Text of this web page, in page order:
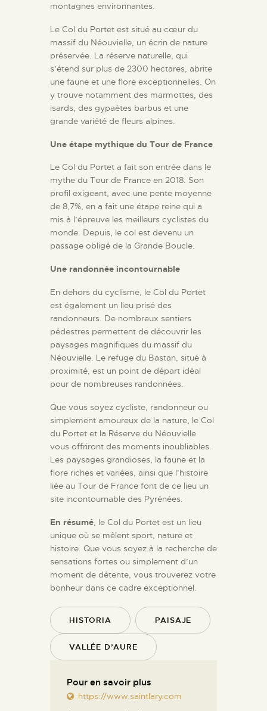
montagnes environnantes.
Le Col du Portet est situé au cœur du
massif du Néouvielle, un écrin de nature
préservée. La réserve naturelle, qui
s’étend sur plus de 2300 hectares, abrite
une faune et une flore exceptionnelles. On
y trouve notamment des marmottes, des
isards, des gypaètes barbus et une
grande variété de fleurs alpines.
Une étape mythique du Tour de France
Le Col du Portet a fait son entrée dans le
mythe du Tour de France en 2018. Son
profil exigeant, avec une pente moyenne
de 8,7%, en a fait une étape reine qui a
mis à l’épreuve les meilleurs cyclistes du
monde. Depuis, le col est devenu un
passage obligé de la Grande Boucle.
Une randonnée incontournable
En dehors du cyclisme, le Col du Portet
est également un lieu prisé des
randonneurs. De nombreux sentiers
pédestres permettent de découvrir les
paysages magnifiques du massif du
Néouvielle. Le refuge du Bastan, situé à
proximité, est un point de départ idéal
pour de nombreuses randonnées.
Que vous soyez cycliste, randonneur ou
simplement amoureux de la nature, le Col
du Portet et la Réserve du Néouvielle
vous offriront des moments inoubliables.
Les paysages grandioses, la faune et la
flore riches et variées, ainsi que l’histoire
liée au Tour de France font de ce lieu un
site incontournable des Pyrénées.
En résumé, le Col du Portet est un lieu
unique où se mêlent sport, nature et
histoire. Que vous soyez à la recherche de
sensations fortes ou simplement d’un
moment de détente, vous trouverez votre
bonheur dans ce cadre exceptionnel.
HISTORIA PAISAJE
VALLÉE D’AURE
Pour en savoir plus
https://www.saintlary.com